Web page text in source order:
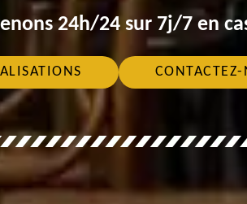
24h/24 sur 7j/7 en